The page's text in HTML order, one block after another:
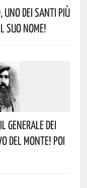
Dei Santi Più
Nome!
Generale Dei
Del Monte! Poi